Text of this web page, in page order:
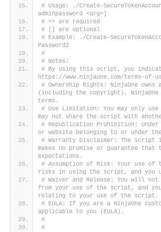
# Usage: ./Create-
adminpassword <arg>]
# <> are required
# [] are optional
# Example: ./Create-
Password2
#
# Notes:
# By using this script, you
https://www.ninjaone.com/terms-of-
# Ownership Rights: NinjaOne
(including the copyright).
terms.
# Use Limitation: You may only
may not share the script with
# Republication Prohibition:
or website belonging to or under
# Warranty Disclaimer: The script
makes no promise or guarantee
expectations.
# Assumption of Risk: Your use
risks in using the script, and you
# Waiver and Release: You will
from your use of the script, and
relating to your use of the script.
# EULA: If you are a NinjaOne
applicable to you (EULA).
#
#